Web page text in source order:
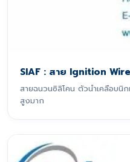
SIAF : สาย Ignition Wire
สายฉนวนซิลิโคน ตัวนำเคลือบนิ
สูงมาก